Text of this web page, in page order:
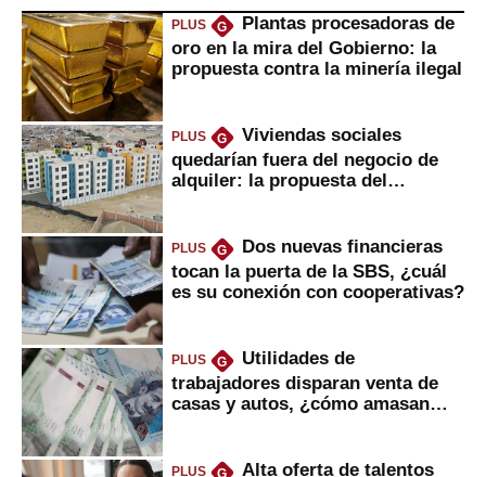
PLUS G
Plantas procesadoras de
oro en la mira del Gobierno: la
propuesta contra la minería ilegal
PLUS G
Viviendas sociales
quedarían fuera del negocio de
alquiler: la propuesta del
PLUS G
Dos nuevas financieras
tocan la puerta de la SBS, ¿cuál
es su conexión con cooperativas?
PLUS G
Utilidades de
trabajadores disparan venta de
casas y autos, ¿cómo amasan
PLUS G
Alta oferta de talentos